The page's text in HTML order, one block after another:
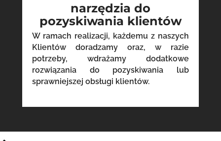
narzędzia do
pozyskiwania klientów
W ramach realizacji, każdemu z naszych
Klientów doradzamy oraz, w razie
potrzeby, wdrażamy dodatkowe
rozwiązania do pozyskiwania lub
sprawniejszej obsługi klientów.